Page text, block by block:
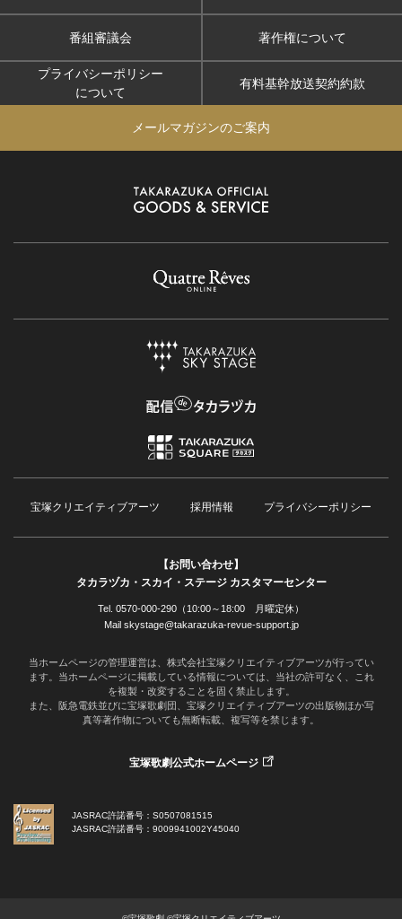
番組審議会 著作権について
プライバシーポリシー
について
有料基幹放送契約約款
メールマガジンのご案内
宝塚クリエイティブアーツ 採用情報 プライバシーポリシー
【お問い合わせ】
タカラヅカ・スカイ・ステージ カスタマーセンター
Tel. 0570-000-290（10:00～18:00 月曜定休）
Mail skystage@takarazuka-revue-support.jp
当ホームページの管理運営は、株式会社宝塚クリエイティブアーツが行ってい
ます。当ホームページに掲載している情報については、当社の許可なく、これ
を複製・改変することを固く禁止します。
また、阪急電鉄並びに宝塚歌劇団、宝塚クリエイティブアーツの出版物ほか写
真等著作物についても無断転載、複写等を禁じます。
宝塚歌劇公式ホームページ
JASRAC許諾番号：S0507081515
JASRAC許諾番号：9009941002Y45040